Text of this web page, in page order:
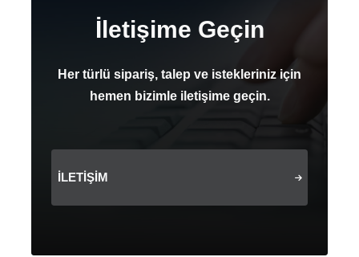
İletişime Geçin
Her türlü sipariş, talep ve istekleriniz için
hemen bizimle iletişime geçin.
İLETIŞIM